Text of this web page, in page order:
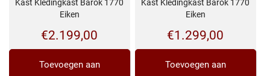
Kast Kledingkast Barok 1770
Eiken
€2.199,00
Toevoegen aan
Kast Kledingkast Barok 1770
Eiken
€1.299,00
Toevoegen aan